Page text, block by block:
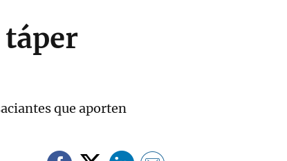
táper
que aporten